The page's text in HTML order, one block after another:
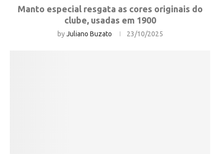
Manto especial resgata as cores originais do
clube, usadas em 1900
byJuliano Buzato 23/10/2025